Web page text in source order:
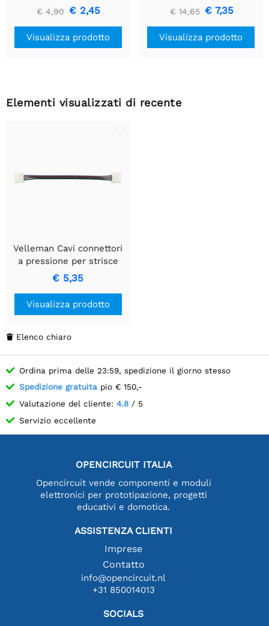
€ 4,90 € 2,45
Visualizza prodotto
60m - multipolare
€ 14,65 € 7,35
Visualizza prodotto
Elementi visualizzati di recente
Velleman Cavi connettori
a pressione per strisce
LED RGB da 10 mm
€ 5,35
Visualizza prodotto
 Elenco chiaro
Ordina prima delle 23:59, spedizione il giorno stesso
Spedizione gratuita pio € 150,-
Valutazione del cliente: 4.8 / 5
Servizio eccellente
OPENCIRCUIT ITALIA
Opencircuit vende componenti e moduli
elettronici per prototipazione, progetti
educativi e domotica.
ASSISTENZA CLIENTI
Imprese
Contatto
info@opencircuit.nl
+31 850014013
SOCIALS